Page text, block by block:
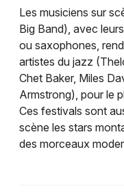
Les musiciens sur
Big Band), avec
ou saxophones,
artistes du jazz
Chet Baker, Miles
Armstrong), pour le
Ces festivals sont
scène les stars
des morceaux